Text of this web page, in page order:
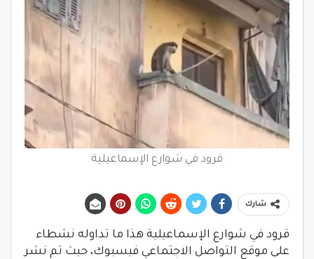
قرود في شوارع الإسماعيلية
شارك
قرود في شوارع الإسماعيلية هذا ما تداوله نشطاء
على موقع التواصل الاجتماعي فيسبوك، حيث تم نشر